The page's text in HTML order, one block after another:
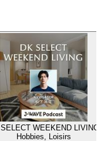
WEEKEND LIVING
Hobbies, Loisirs